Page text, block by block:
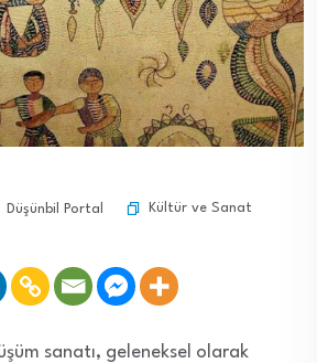
Düşünbil Portal Kültür ve Sanat
sanatı, geleneksel olarak